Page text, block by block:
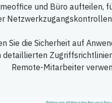
und Büro aufteilen,
Sie die Sicherheit auf
detaillierten
Remote-Mitarbeiter